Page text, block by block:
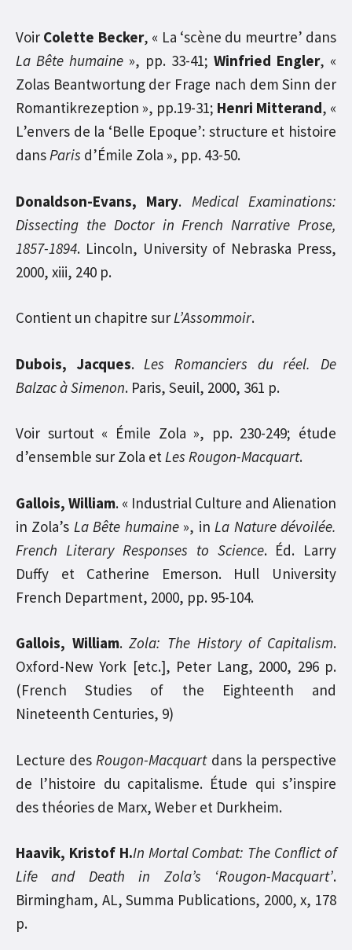
Voir Colette Becker, « La ‘scène du meurtre’ dans
La Bête humaine », pp. 33-41; Winfried Engler, «
Zolas Beantwortung der Frage nach dem Sinn der
Romantikrezeption », pp.19-31; Henri Mitterand, «
L’envers de la ‘Belle Epoque’: structure et histoire
dansParis d’Émile Zola », pp. 43-50.
Donaldson-Evans, Mary. Medical Examinations:
Dissecting the Doctor in French Narrative Prose,
1857-1894. Lincoln, University of Nebraska Press,
2000, xiii, 240 p.
Contient un chapitre surL’Assommoir.
Dubois, Jacques. Les Romanciers du réel. De
Balzac à Simenon. Paris, Seuil, 2000, 361 p.
Voir surtout « Émile Zola », pp. 230-249; étude
d’ensemble sur Zola etLes Rougon-Macquart.
Gallois, William. « Industrial Culture and Alienation
in Zola’s La Bête humaine», in La Nature dévoilée.
French Literary Responses to Science. Éd. Larry
Duffy et Catherine Emerson. Hull University
French Department, 2000, pp. 95-104.
Gallois, William.Zola: The History of Capitalism.
Oxford-New York [etc.], Peter Lang, 2000, 296 p.
(French Studies of the Eighteenth and
Nineteenth Centuries, 9)
Lecture des Rougon-Macquartdans la perspective
de l’histoire du capitalisme. Étude qui s’inspire
des théories de Marx, Weber et Durkheim.
Haavik, Kristof H.In Mortal Combat: The Conflict of
Life and Death in Zola’s ‘Rougon-Macquart’.
Birmingham, AL, Summa Publications, 2000, x, 178
p.